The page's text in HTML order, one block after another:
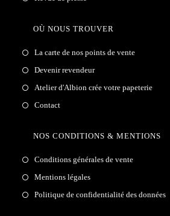
OÙ NOUS TROUVER
La carte de nos points de vente
Devenir revendeur
Atelier d'Albion crée votre papeterie
Contact
NOS CONDITIONS & MENTIONS
Conditions générales de vente
Mentions légales
Politique de confidentialité des données